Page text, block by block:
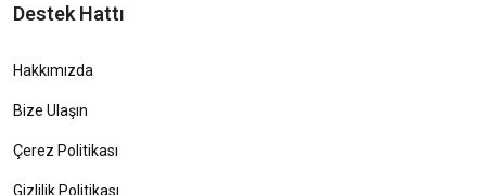
Destek Hattı
Hakkımızda
Bize Ulaşın
Çerez Politikası
Gizlilik Politikası